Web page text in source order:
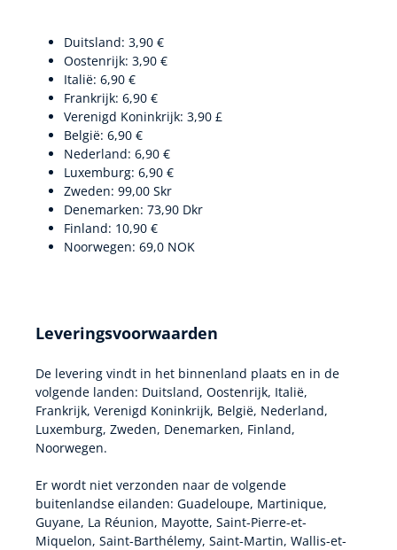
Duitsland: 3,90 €
Oostenrijk: 3,90 €
Italië: 6,90 €
Frankrijk: 6,90 €
Verenigd Koninkrijk: 3,90 £
België: 6,90 €
Nederland: 6,90 €
Luxemburg: 6,90 €
Zweden: 99,00 Skr
Denemarken: 73,90 Dkr
Finland: 10,90 €
Noorwegen: 69,0 NOK
Leveringsvoorwaarden
De levering vindt in het binnenland plaats en in de
volgende landen: Duitsland, Oostenrijk, Italië,
Frankrijk, Verenigd Koninkrijk, België, Nederland,
Luxemburg, Zweden, Denemarken, Finland,
Noorwegen.
Er wordt niet verzonden naar de volgende
buitenlandse eilanden: Guadeloupe, Martinique,
Guyane, La Réunion, Mayotte, Saint-Pierre-et-
Miquelon, Saint-Barthélemy, Saint-Martin, Wallis-et-